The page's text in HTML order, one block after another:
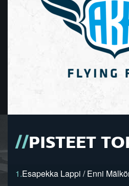
PISTEET
1.Esapekka Lappi / Enni